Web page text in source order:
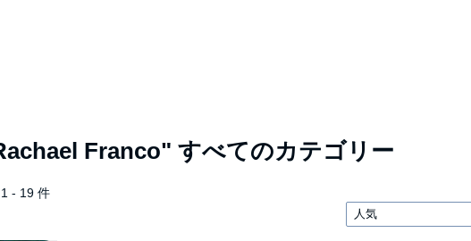
Franco" すべてのカテゴリー
- 19 件